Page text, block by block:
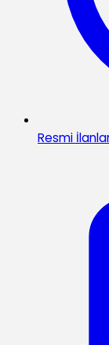
Resmi